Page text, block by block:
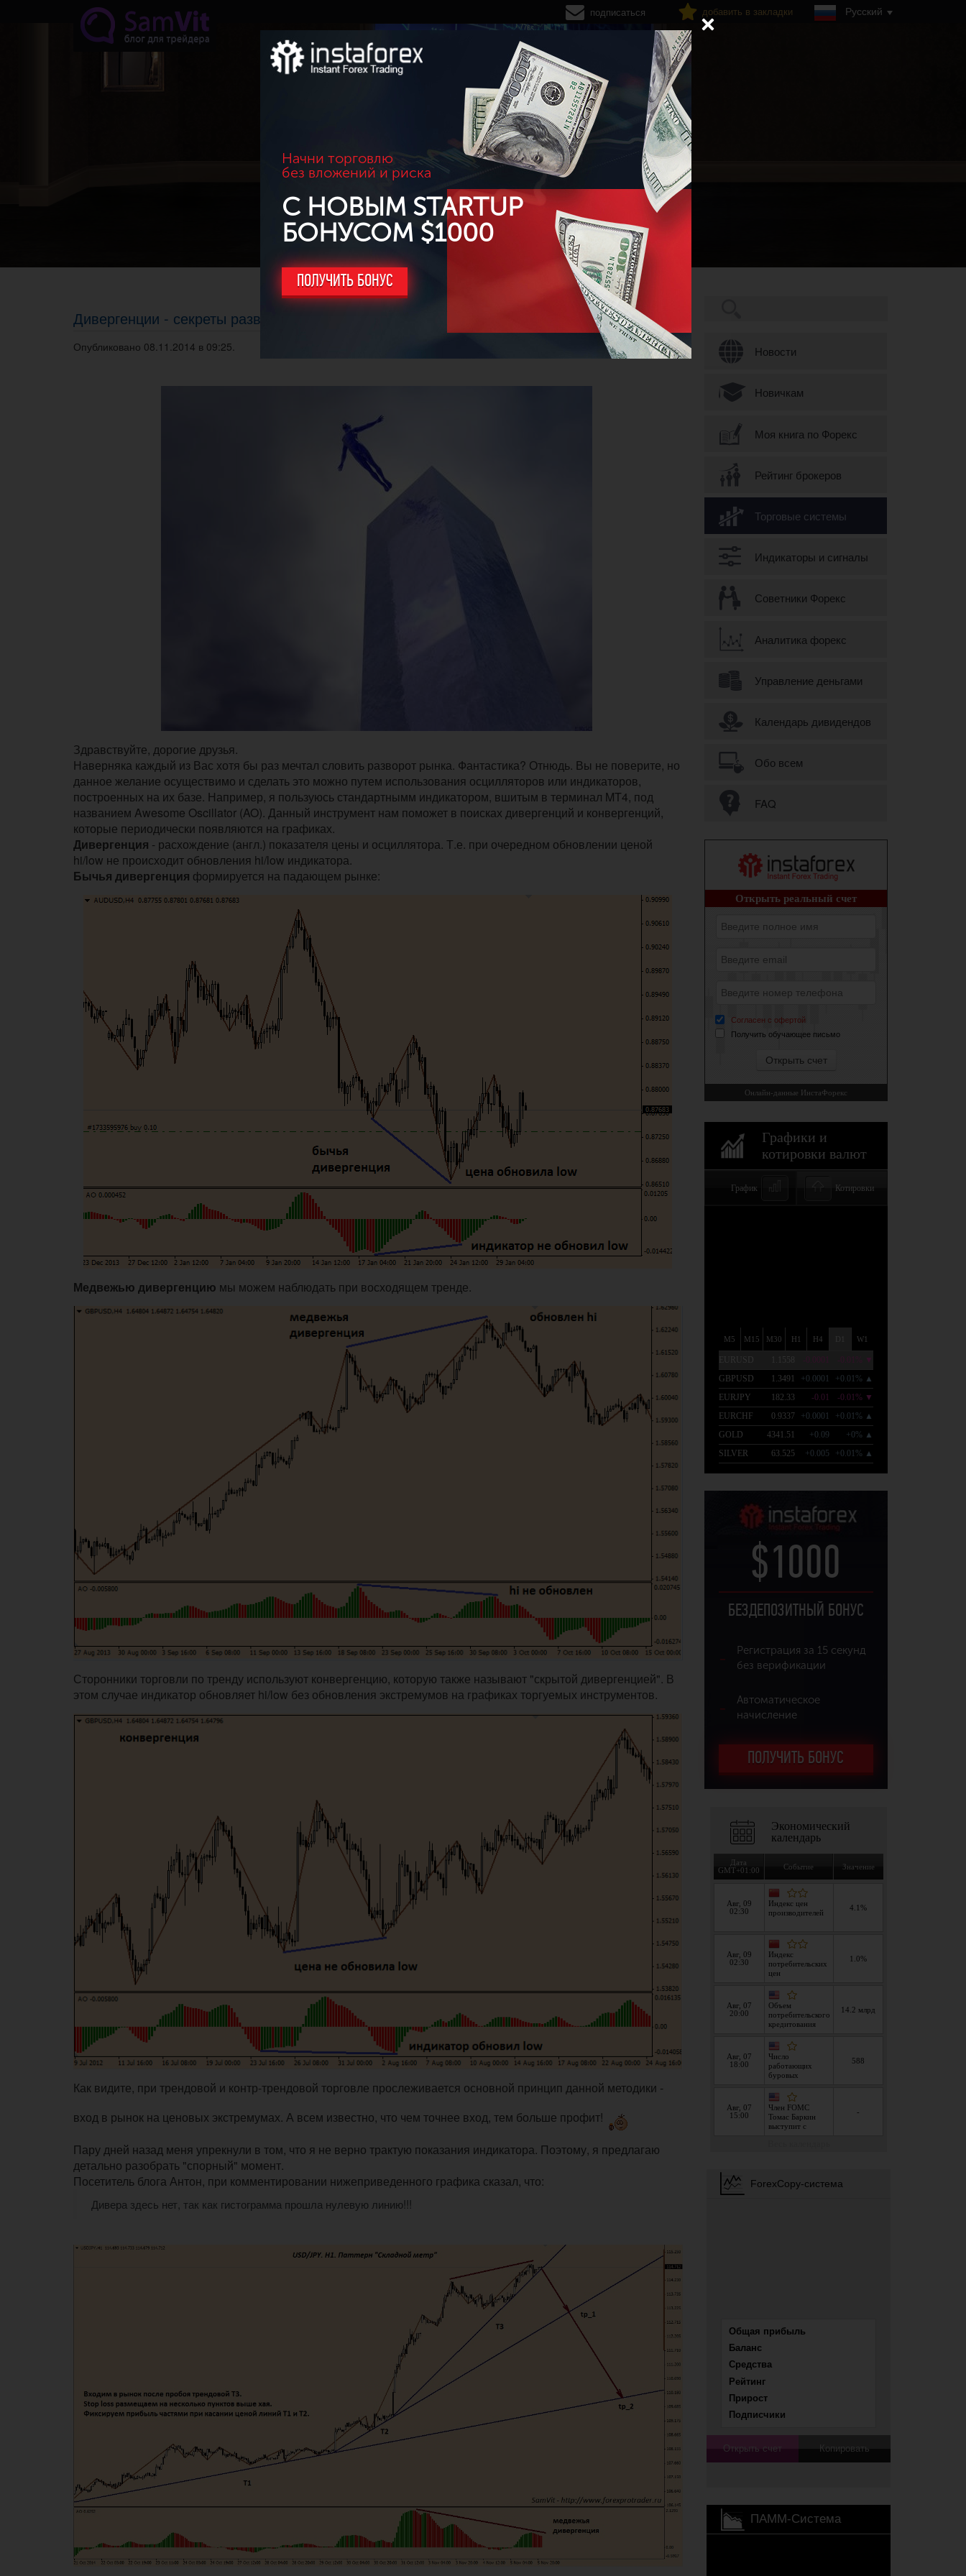
Перейти к основному содержанию
Начни торговлю
без вложений и риска
С НОВЫМ STARTUP
БОНУСОМ $1000
ПОЛУЧИТЬ БОНУС
подписаться добавить в закладки Русский
Новости
Новичкам
Моя книга по Форекс
Рейтинг брокеров
Торговые системы
Индикаторы и сигналы
Советники Форекс
Аналитика форекс
Управление деньгами
Календарь дивидендов
Обо всем
FAQ
$1000
БЕЗДЕПОЗИТНЫЙ БОНУС
Регистрация за 15 секунд
без верификации
Автоматическое
начисление
ПОЛУЧИТЬ БОНУС
Дивергенции - секреты разворота
Опубликовано 08.11.2014 в 09:25.
Здравствуйте, дорогие друзья.
Наверняка каждый из Вас хотя бы раз мечтал словить разворот рынка. Фантастика? Отнюдь. Вы не поверите, но
данное желание осуществимо и сделать это можно путем использования осцилляторов или индикаторов,
построенных на их базе. Например, я пользуюсь стандартнымм индикатором, вшитым в терминал MT4, под
названием Awesome Oscillator (AO). Данный инструмент нам поможет в поисках дивергенций и конвергенций,
которые периодически появляются на графиках.
Дивергенция - расхождение (англ.) показателя цены и осциллятора. Т.е. при очередном обновлении ценой
hi/low не происходит обновления hi/low индикатора.
Бычья дивергенция формируется на падающем рынке:
Медвежью дивергенцию мы можем наблюдать при восходящем тренде.
Сторонники торговли по тренду используют конвергенцию, которую также называют "скрытой дивергенцией". В
этом случае индикатор обновляет hi/low без обновления экстремумов на графиках торгуемых инструментов.
Как видите, при трендовой и контр-трендовой торговле прослеживается основной принцип данной методики -
вход в рынок на ценовых экстремумах. А всем известно, что чем точнее вход, тем больше профит!
Пару дней назад меня упрекнули в том, что я не верно трактую показания индикатора. Поэтому, я предлагаю
детально разобрать "спорный" момент.
Посетитель блога Антон, при комментировании нижеприведенного графика сказал, что:
Дивера здесь нет, так как гистограмма прошла нулевую линию!!!